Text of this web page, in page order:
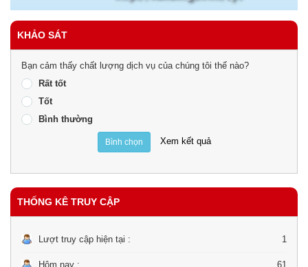
KHẢO SÁT
Bạn cảm thấy chất lượng dịch vụ của chúng tôi thế nào?
Rất tốt
Tốt
Bình thường
Bình chọn Xem kết quả
THỐNG KÊ TRUY CẬP
Lượt truy cập hiện tại : 1
Hôm nay : 61